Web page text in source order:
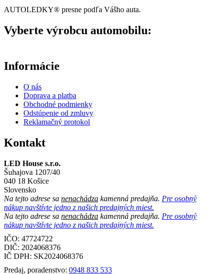
AUTOLEDKY® presne podľa Vášho auta.
Vyberte výrobcu automobilu:
Informácie
O nás
Doprava a platba
Obchodné podmienky
Odstúpenie od zmluvy
Reklamačný protokol
Kontakt
LED House s.r.o.
Šuhajova 1207/40
040 18 Košice
Slovensko
Na tejto adrese sa nenachádza kamenná predajňa. Pre osobný
nákup navštívte jedno z našich predajných miest.
Na tejto adrese sa nenachádza kamenná predajňa. Pre osobný
nákup navštívte jedno z našich predajných miest.
IČO: 47724722
DIČ: 2024068376
IČ DPH: SK2024068376
Predaj, poradenstvo: 0948 833 533